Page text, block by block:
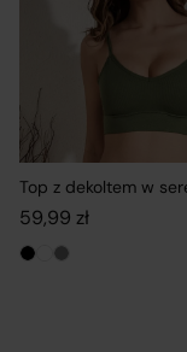
Top z dekoltem w
59,99 zł